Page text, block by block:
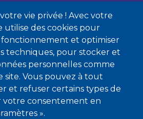
vie privée ! Avec votre
utilise des cookies pour
et optimiser
techniques, pour stocker et
personnelles comme
site. Vous pouvez à tout
et refuser certains types de
votre consentement en
».